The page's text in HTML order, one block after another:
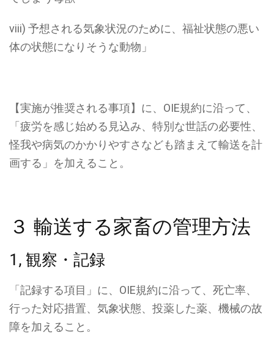
viii) 予想される気象状況のために、福祉状態の悪い
体の状態になりそうな動物」
【実施が推奨される事項】に、OIE規約に沿って、
「疲労を感じ始める見込み、特別な世話の必要性、
怪我や病気のかかりやすさなども踏まえて輸送を計
画する」を加えること。
３ 輸送する家畜の管理方法
1, 観察・記録
「記録する項目」に、OIE規約に沿って、 死亡率、
行った対応措置、気象状態、投薬した薬、機械の故
障を加えること。